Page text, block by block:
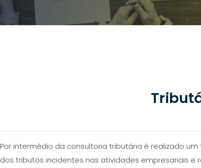
Por intermédio da consultoria tributária é realizado
dos tributos incidentes nas atividades empresariais e